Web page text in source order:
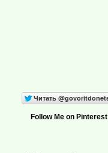
Follow Me on Pinterest